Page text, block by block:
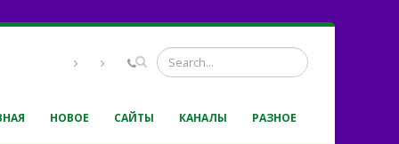
НОВОЕ САЙТЫ КАНАЛЫ РАЗНОЕ